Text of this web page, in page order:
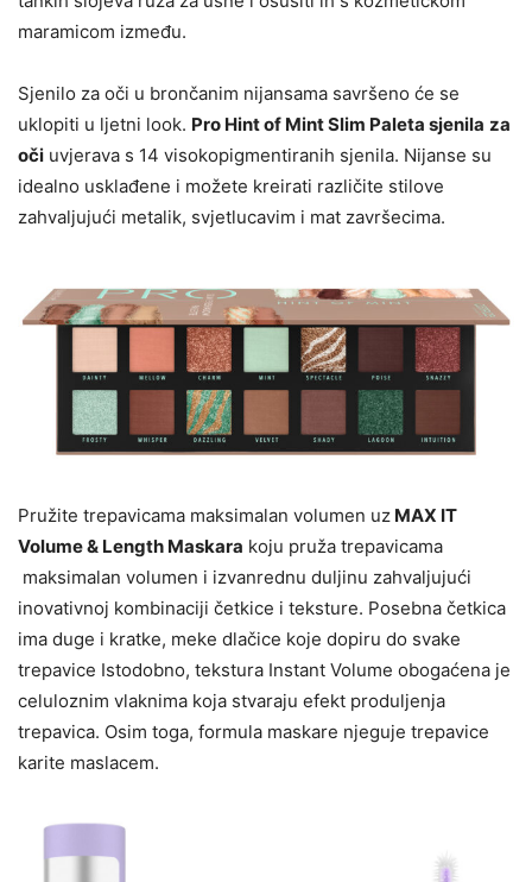
maramicom između.
Sjenilo za oči u brončanim nijansama savršeno će se
uklopiti u ljetni look. Pro Hint of Mint Slim Paleta sjenila za
oči uvjerava s 14 visokopigmentiranih sjenila. Nijanse su
idealno usklađene i možete kreirati različite stilove
zahvaljujući metalik, svjetlucavim i mat završecima.
Pružite trepavicama maksimalan volumen uz MAX IT
Volume & Length Maskara koju pruža trepavicama
maksimalan volumen i izvanrednu duljinu zahvaljujući
inovativnoj kombinaciji četkice i teksture. Posebna četkica
ima duge i kratke, meke dlačice koje dopiru do svake
trepavice Istodobno, tekstura Instant Volume obogaćena je
celuloznim vlaknima koja stvaraju efekt produljenja
trepavica. Osim toga, formula maskare njeguje trepavice
karite maslacem.